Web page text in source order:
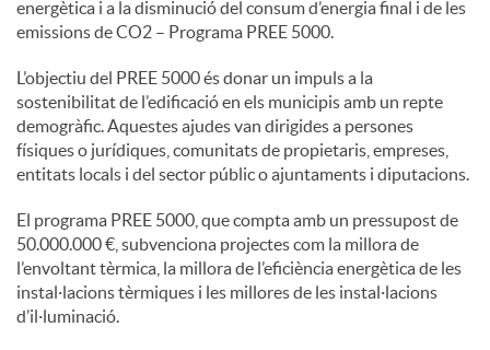
S
o
c
i
a
energètica i a la disminució del consum d’energia final i de les
emissions de CO2 – Programa PREE 5000.
L’objectiu del PREE 5000 és donar un impuls a la
sostenibilitat de l’edificació en els municipis amb un repte
demogràfic. Aquestes ajudes van dirigides a persones
físiques o jurídiques, comunitats de propietaris, empreses,
entitats locals i del sector públic o ajuntaments i diputacions.
El programa PREE 5000, que compta amb un pressupost de
50.000.000 €, subvenciona projectes com la millora de
l’envoltant tèrmica, la millora de l’eficiència energètica de les
instal·lacions tèrmiques i les millores de les instal·lacions
d’il·luminació.